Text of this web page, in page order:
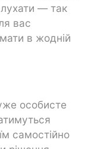
— так
вас
в жодній
особисте
самостійно